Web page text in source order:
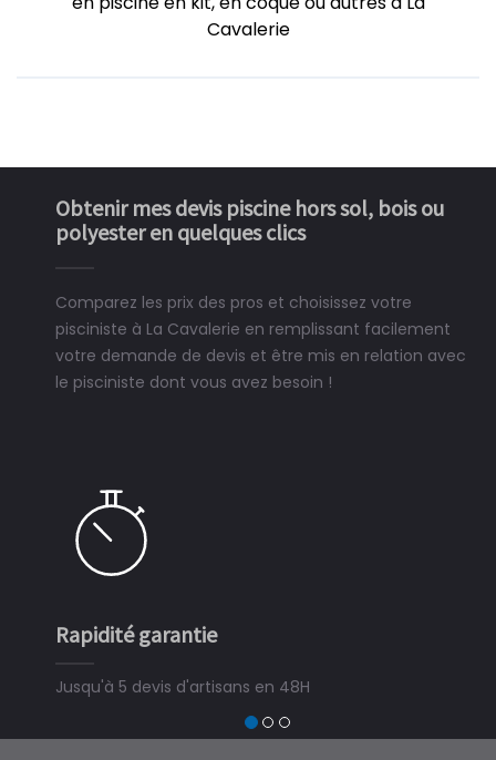
Cavalerie
Obtenir mes devis piscine hors sol, bois ou
polyester en quelques clics
Comparez les prix des pros et choisissez votre
pisciniste à La Cavalerie en remplissant facilement
votre demande de devis et être mis en relation avec
le pisciniste dont vous avez besoin !
garantie
5 devis d'artisans en 48H
trouver un